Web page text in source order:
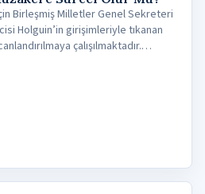
Birleşmiş Milletler Genel Sekreteri
Holguin’in girişimleriyle tıkanan
çalışılmaktadır.
yıl sonuna kadar müzakerelerin
görülmektedir.